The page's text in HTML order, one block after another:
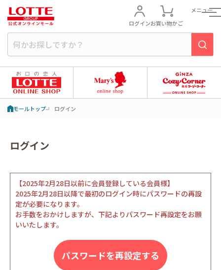
ログインお買い物かご
メニュー
モールトップ ログイン
ログイン
【2025年2月28日以前に会員登録している会員様】
2025年2月28日以降で最初のログイン時にパスワードの再設
定が必要になります。
お手数をおかけしますが、下記よりパスワード再設定をお願
いいたします。
パスワードを再設定する